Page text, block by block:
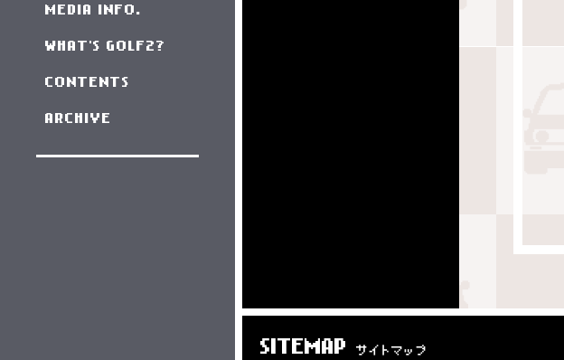
SITEMAP サイトマップ
MEDIA INFO.
WHAT'S GOLF2?
CONTENTS
ARCHIVE